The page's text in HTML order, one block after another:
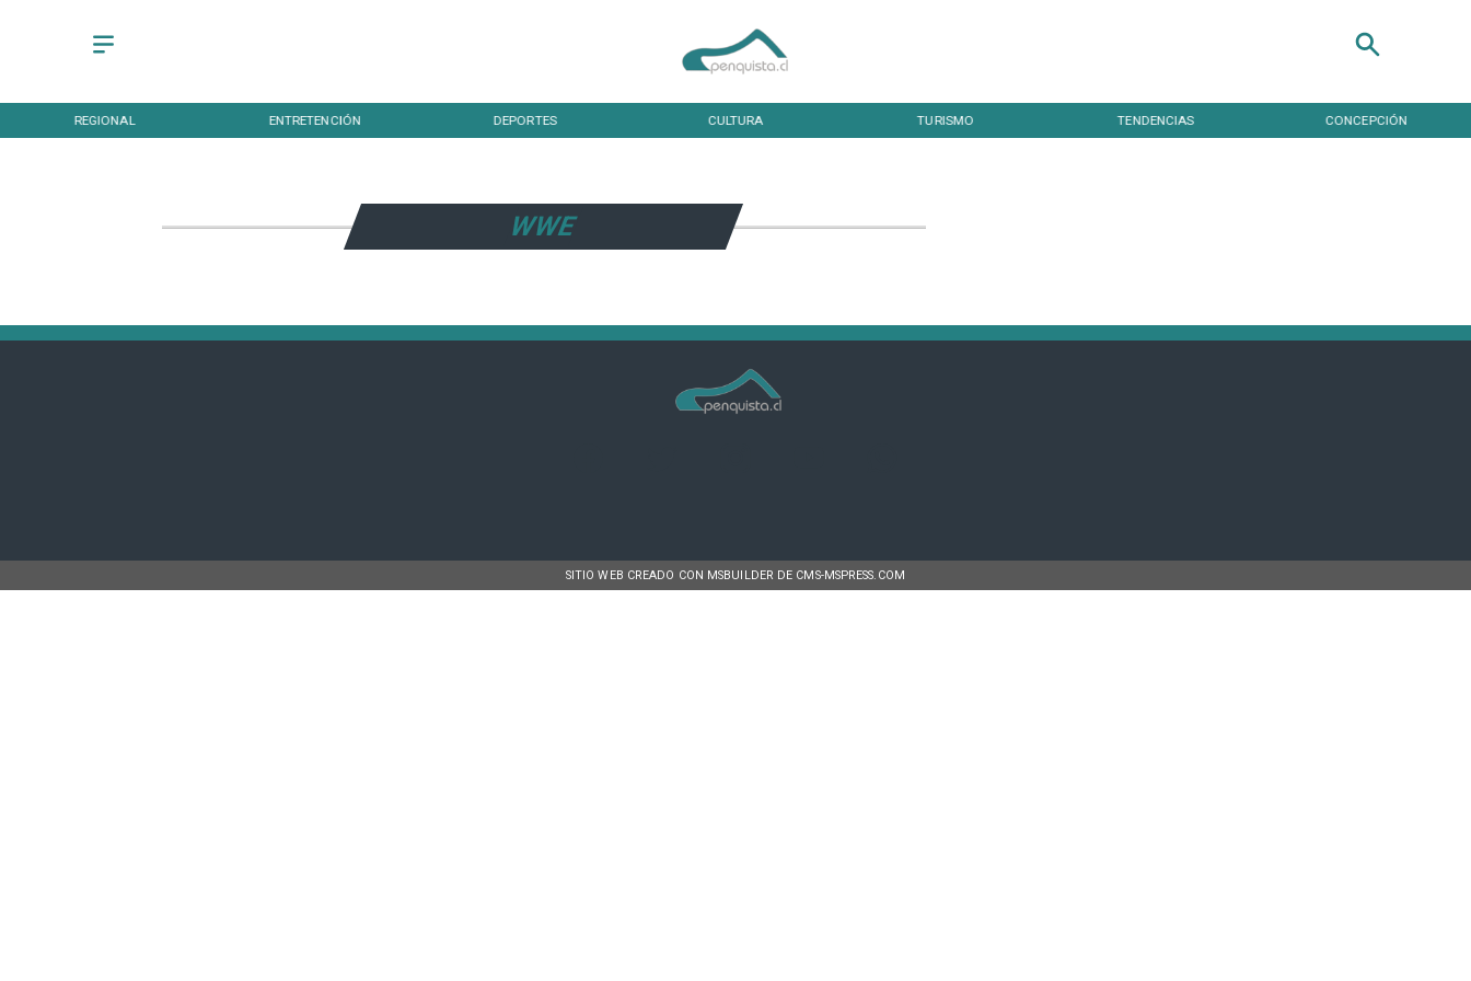
REGIONAL ENTRETENCIÓN DEPORTES CULTURA TURISMO TENDENCIAS CONCEPCIÓN
WWE
SITIO WEB CREADO CON MSBUILDER DE CMS-MSPRESS.COM